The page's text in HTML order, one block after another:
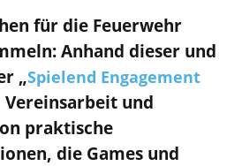
für die Feuerwehr
Anhand dieser und
„Spielend Engagement
und
praktische
die Games und